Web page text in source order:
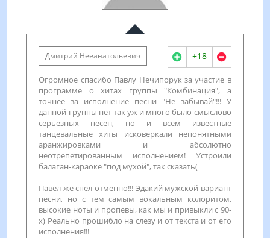
Дмитрий Нееанатольевич +18
Огромное спасибо Павлу Нечипорук за участие в
программе о хитах группы "Комбинация", а
точнее за исполнение песни "Не забывай"!!! У
данной группы нет так уж и много было смыслово
серьёзных песен, но и всем известные
танцевальные хиты исковеркали непонятными
аранжировками и абсолютно
неотрепетированным исполнением! Устроили
балаган-караоке "под мухой", так сказать(
Павел же спел отменно!!! Эдакий мужской вариант
песни, но с тем самым вокальным колоритом,
высокие ноты и пропевы, как мы и привыкли с 90-
х) Реально прошибло на слезу и от текста и от его
исполнения!!!